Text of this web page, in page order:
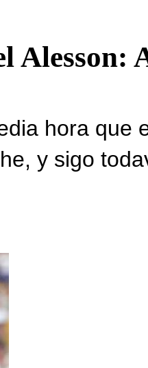
Alesson:
hora que
y sigo